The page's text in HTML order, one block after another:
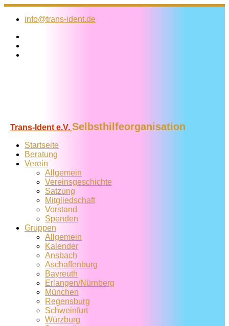
Zum
Inhalt
info@trans-ident.de
Trans-Ident e.V. Selbsthilfeorganisation
Startseite
Beratung
Verein
Allgemein
Vereins­geschichte
Satzung
Mitglied­schaft
Vorstand
Spenden
Gruppen
Allgemein
Kalender
Ansbach
Aschaffenburg
Bayreuth
Erlangen/Nürnberg
München
Regensburg
Schweinfurt
Würzburg